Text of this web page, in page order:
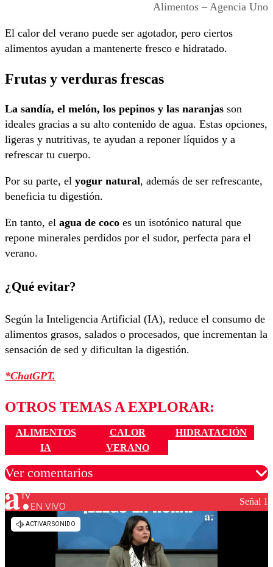
Alimentos – Agencia Uno
El calor del verano puede ser agotador, pero ciertos
alimentos ayudan a mantenerte fresco e hidratado.
Frutas y verduras frescas
La sandía, el melón, los pepinos y las naranjas son
ideales gracias a su alto contenido de agua. Estas opciones,
ligeras y nutritivas, te ayudan a reponer líquidos y a
refrescar tu cuerpo.
Por su parte, el yogur natural, además de ser refrescante,
beneficia tu digestión.
En tanto, el agua de coco es un isotónico natural que
repone minerales perdidos por el sudor, perfecta para el
verano.
¿Qué evitar?
Según la Inteligencia Artificial (IA), reduce el consumo de
alimentos grasos, salados o procesados, que incrementan la
sensación de sed y dificultan la digestión.
*ChatGPT.
OTROS TEMAS A EXPLORAR:
ALIMENTOS CALOR
HIDRATACIÓN
IA
VERANO
Ver comentarios
Los comentarios son moderados para garantizar un
diálogo respetuoso.
EN VIVO Señal 1